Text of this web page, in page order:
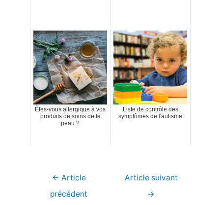
Êtes-vous allergique à vos
produits de soins de la
peau ?
Liste de contrôle des
symptômes de l'autisme
Navigation
← Article
précédent
Article suivant
→